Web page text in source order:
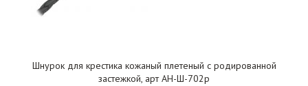
Шнурок для крестика кожаный плетеный с родированной
застежкой, арт АН-Ш-702р